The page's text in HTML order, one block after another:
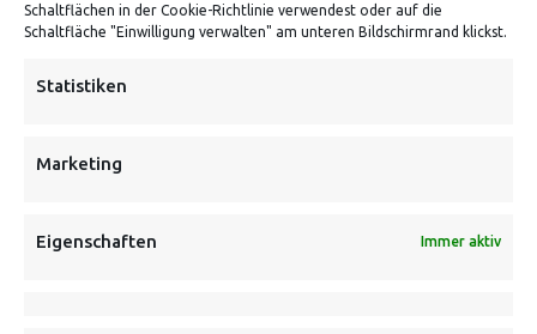
Schaltflächen in der Cookie-Richtlinie verwendest oder auf die
Schaltfläche "Einwilligung verwalten" am unteren Bildschirmrand klickst.
Statistiken
Marketing
Eigenschaften Immer aktiv